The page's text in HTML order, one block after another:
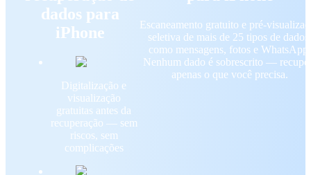
dados para
iPhone
Digitalização e
visualização
gratuitas antes da
recuperação — sem
riscos, sem
complicações
Escaneamento gratuito e pré-
seletiva de mais de 25 tipos de
como mensagens, fotos e WhatsApp.
Nenhum dado é sobrescrito —
apenas o que você precisa.